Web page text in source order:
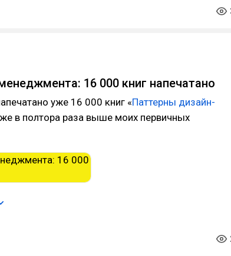
16 000 книг напечатано
уже 16 000 книг «Паттерны дизайн-
в полтора раза выше моих первичных